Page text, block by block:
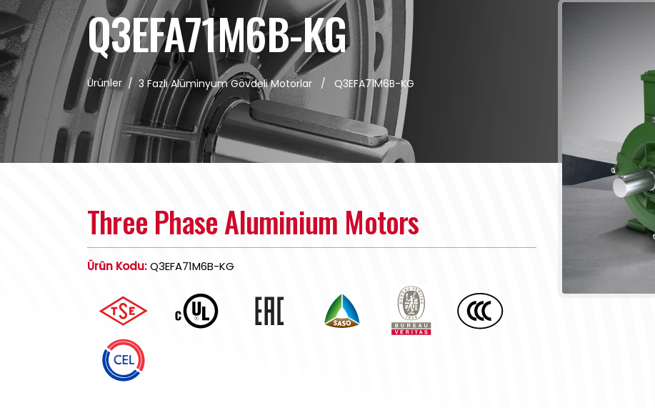
Q3EFA71M6B-KG
Ürünler/ 3 Fazlı Alüminyum Gövdeli Motorlar / Q3EFA71M6B-KG
Three Phase Aluminium Motors
Ürün Kodu:Q3EFA71M6B-KG